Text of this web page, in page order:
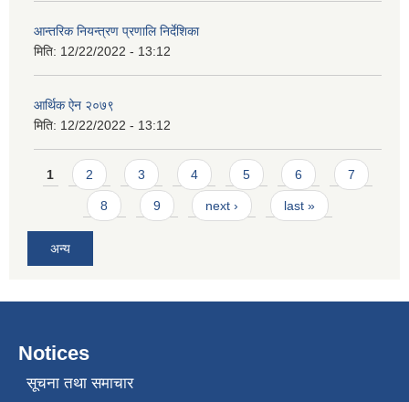
आन्तरिक नियन्त्रण प्रणालि निर्देशिका
मिति: 12/22/2022 - 13:12
आर्थिक ऐन २०७९
मिति: 12/22/2022 - 13:12
Pages
1 2 3 4 5 6 7
8 9 next › last »
अन्य
Notices
सूचना तथा समाचार